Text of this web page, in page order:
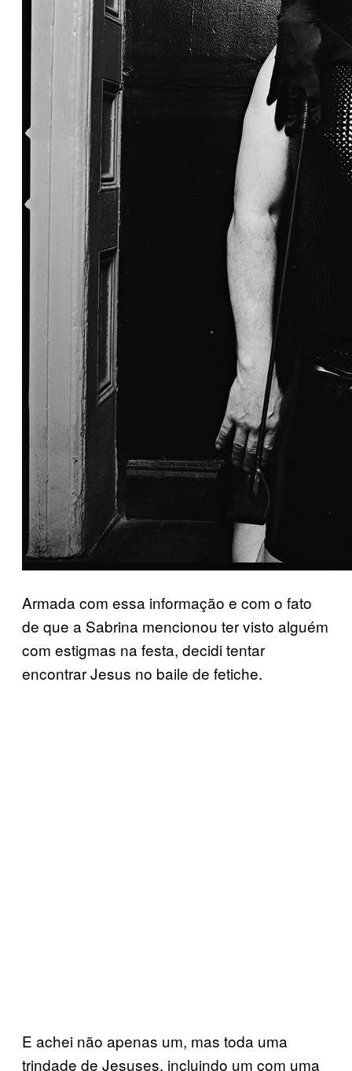
Armada com essa informação e com o fato
de que a Sabrina mencionou ter visto alguém
com estigmas na festa, decidi tentar
encontrar Jesus no baile de fetiche.
E achei não apenas um, mas toda uma
trindade de Jesuses, incluindo um com uma